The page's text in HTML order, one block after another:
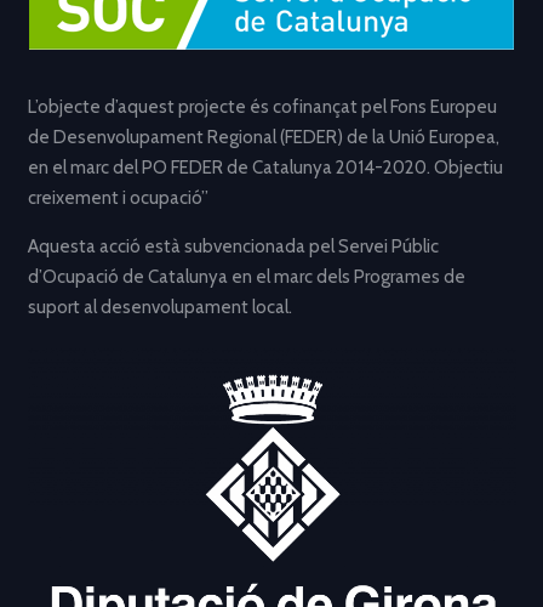
L’objecte d’aquest projecte és cofinançat pel Fons Europeu
de Desenvolupament Regional (FEDER) de la Unió Europea,
en el marc del PO FEDER de Catalunya 2014-2020. Objectiu
creixement i ocupació”
Aquesta acció està subvencionada pel Servei Públic
d’Ocupació de Catalunya en el marc dels Programes de
suport al desenvolupament local.